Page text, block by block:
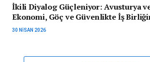
İkili Diyalog Güçleniyor: Avusturya
Ekonomi, Göç ve Güvenlikte İş
30 NISAN 2026